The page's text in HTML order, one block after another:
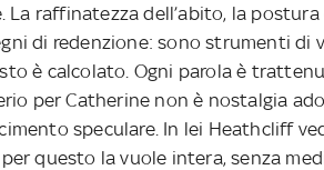
La raffinatezza dell’abito, la
di redenzione: sono strumenti di
è calcolato. Ogni parola è
per Catherine non è nostalgia
speculare. In lei Heathcliff
questo la vuole intera, senza